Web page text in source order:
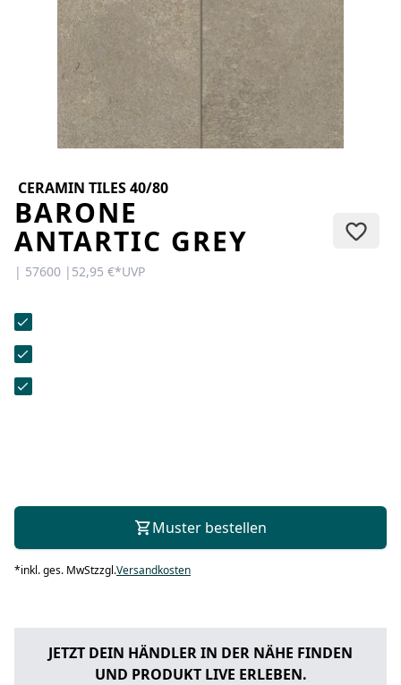
KONTAKT
Sie haben Fragen oder wünschen
eine persönliche Beratung?
Unser Team ist für Sie da –
schnell, freundlich und
kompetent. Schreiben Sie uns,
unser Kontaktformular.
CERAMIN TILES 40/80
BARONE
ANTARTIC GREY
| 57600 | 52,95 €*UVP
Muster bestellen
*inkl. ges. MwStzzgl.Versandkosten
JETZT DEIN HÄNDLER IN DER NÄHE FINDEN
UND PRODUKT LIVE ERLEBEN.